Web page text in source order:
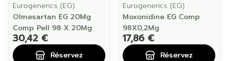
Eurogenerics (EG)
Olmesartan EG 20Mg
Comp Pell 98 X 20Mg
30,42 €
Réservez
Eurogenerics (EG)
Moxonidine EG Comp
98X0,2Mg
17,86 €
Réservez